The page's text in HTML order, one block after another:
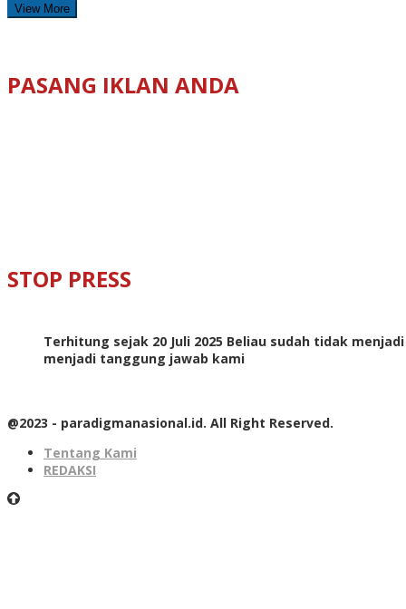
View More
PASANG IKLAN ANDA
STOP PRESS
Terhitung sejak 20 Juli 2025 Beliau sudah tidak
menjadi tanggung jawab kami
@2023 - paradigmanasional.id. All Right Reserved.
Tentang Kami
REDAKSI